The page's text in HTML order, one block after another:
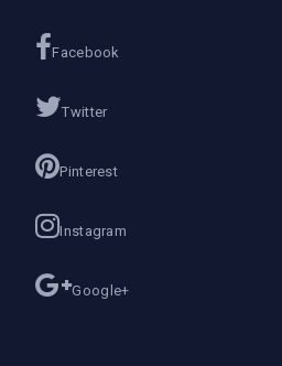
Facebook
Twitter
Pinterest
Instagram
Google+